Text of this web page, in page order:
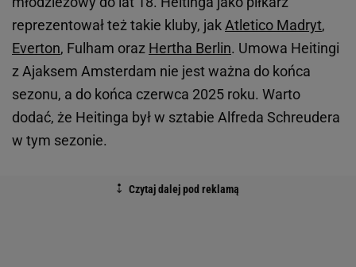
reprezentował też takie kluby, jak Atletico Madryt,
Everton, Fulham oraz Hertha Berlin. Umowa Heitingi
z Ajaksem Amsterdam nie jest ważna do końca
sezonu, a do końca czerwca 2025 roku. Warto
dodać, że Heitinga był w sztabie Alfreda Schreudera
w tym sezonie.